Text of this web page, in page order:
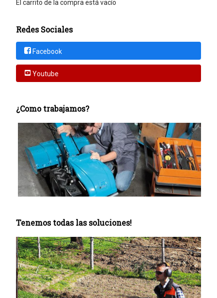
El carrito de la compra está vacío
Redes Sociales
Facebook
Youtube
¿Como trabajamos?
Tenemos todas las soluciones!